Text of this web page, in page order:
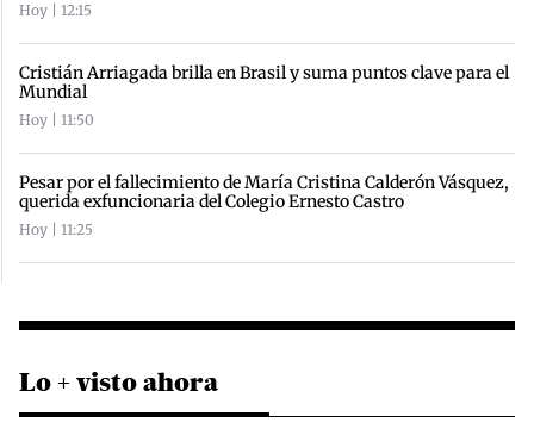
Hoy | 12:15
Cristián Arriagada brilla en Brasil y suma puntos clave para el
Mundial
Hoy | 11:50
Pesar por el fallecimiento de María Cristina Calderón Vásquez,
querida exfuncionaria del Colegio Ernesto Castro
Hoy | 11:25
Lo + visto ahora